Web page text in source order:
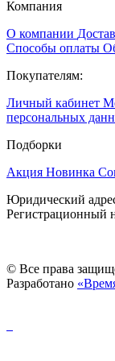
Компания
О компании
Способы оплаты
Покупателям:
Личный кабинет
персональных
Подборки
Акция Новинка
Юридический
Регистрационный
© Все права
Разработано